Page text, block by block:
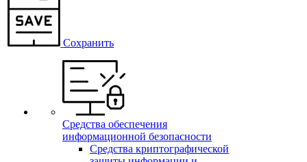
Сохранить
Средства обеспечения
информационной безопасности
Средства криптографической